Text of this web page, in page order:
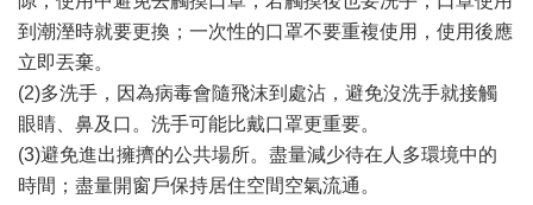
到潮溼時就要更換；一次性的口罩不要重複使用，使用後應
立即丟棄。
(2)多洗手，因為病毒會隨飛沫到處沾，避免沒洗手就接觸
眼睛、鼻及口。洗手可能比戴口罩更重要。
(3)避免進出擁擠的公共場所。盡量減少待在人多環境中的
時間；盡量開窗戶保持居住空間空氣流通。